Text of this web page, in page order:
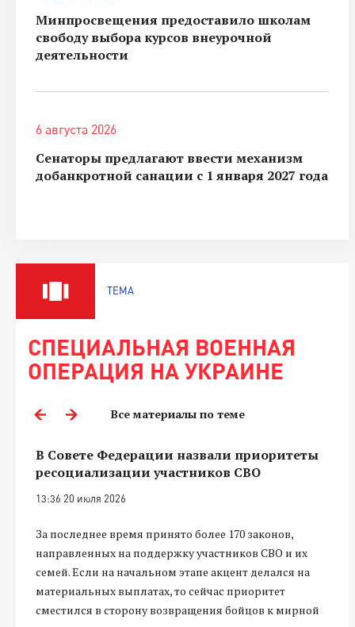
Минпросвещения предоставило школам
свободу выбора курсов внеурочной
деятельности
6 августа 2026
Сенаторы предлагают ввести механизм
добанкротной санации с 1 января 2027 года
ТЕМА
СПЕЦИАЛЬНАЯ ВОЕННАЯ
ОПЕРАЦИЯ НА УКРАИНЕ
Все материалы по теме
В Совете Федерации назвали приоритеты
ресоциализации участников СВО
13:36 20 июля 2026
За последнее время принято более 170 законов,
направленных на поддержку участников СВО и их
семей. Если на начальном этапе акцент делался на
материальных выплатах, то сейчас приоритет
сместился в сторону возвращения бойцов к мирной